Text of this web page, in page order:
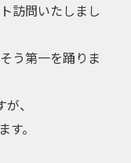
訪問いたしまし
う第一を踊りま
、
。